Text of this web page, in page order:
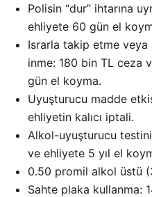
Polisin “dur” ihtarına
ehliyete 60 gün el
Israrla takip etme veya
inme: 180 bin TL ceza
gün el koyma.
Uyuşturucu madde
ehliyetin kalıcı iptali.
Alkol-uyuşturucu
ve ehliyete 5 yıl el
0.50 promil alkol üstü
Sahte plaka kullanma: